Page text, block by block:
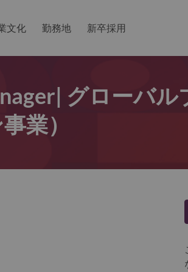
文化 勤務地 新卒採用
グローバル
業）